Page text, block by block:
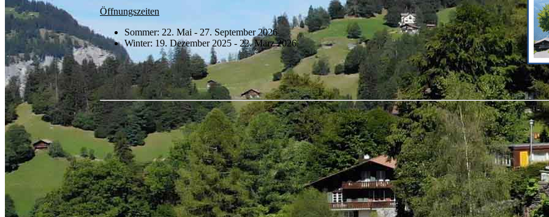
Öffnungszeiten
Sommer: 22. Mai - 27. September 2026
Winter: 19. Dezember 2025 - 22. März 2026